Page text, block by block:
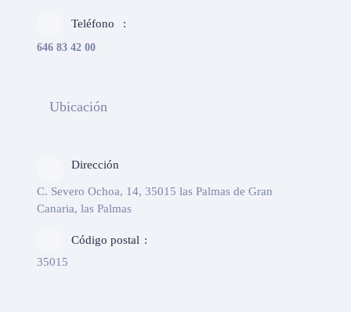
Teléfono
646 83 42 00
Ubicación
Dirección
C. Severo Ochoa, 14, 35015 las Palmas de Gran
Canaria, las Palmas
Código postal
35015